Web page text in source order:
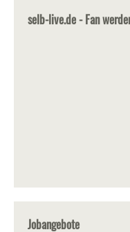
selb-live.de - Fan
Jobangebote